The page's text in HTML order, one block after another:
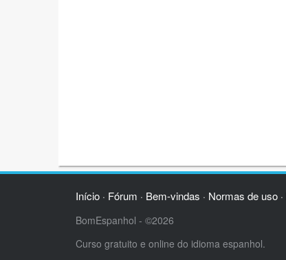
Início· Fórum · Bem-vindas · Normas de uso·
BomEspanhol - ©2026
Curso gratuito e online do idioma espanhol.